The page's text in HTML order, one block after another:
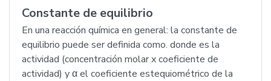
Constante de equilibrio
En una reacción química en general: la constante de
equilibrio puede ser definida como. donde es la
actividad (concentración molar x coeficiente de
actividad) y α el coeficiente estequiométrico de la